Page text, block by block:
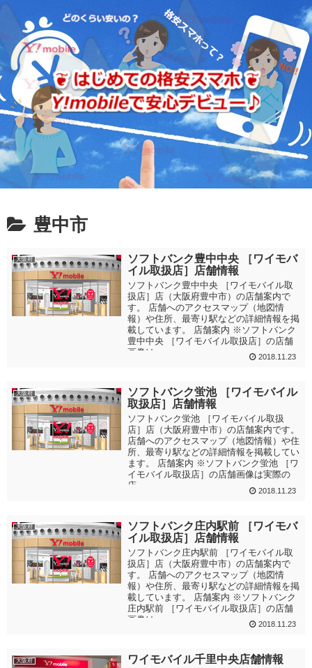
豊中市
大阪府
ソフトバンク豊中中央 ［ワイモバ
イル取扱店］店舗情報
ソフトバンク豊中中央 ［ワイモバイル取
扱店］店（大阪府豊中市）の店舗案内で
す。 店舗へのアクセスマップ（地図情
報）や住所、最寄り駅などの詳細情報を掲
載しています。 店舗案内 ※ソフトバンク
豊中中央 ［ワイモバイル取扱店］の店舗
画像は...
2018.11.23
大阪府
ソフトバンク蛍池 ［ワイモバイル
取扱店］店舗情報
ソフトバンク蛍池 ［ワイモバイル取扱
店］店（大阪府豊中市）の店舗案内です。
店舗へのアクセスマップ（地図情報）や住
所、最寄り駅などの詳細情報を掲載してい
ます。 店舗案内 ※ソフトバンク蛍池 ［ワ
イモバイル取扱店］の店舗画像は実際の
店...
2018.11.23
大阪府
ソフトバンク庄内駅前 ［ワイモバ
イル取扱店］店舗情報
ソフトバンク庄内駅前 ［ワイモバイル取
扱店］店（大阪府豊中市）の店舗案内で
す。 店舗へのアクセスマップ（地図情
報）や住所、最寄り駅などの詳細情報を掲
載しています。 店舗案内 ※ソフトバンク
庄内駅前 ［ワイモバイル取扱店］の店舗
画像は...
2018.11.23
大阪府 ワイモバイル千里中央店舗情報